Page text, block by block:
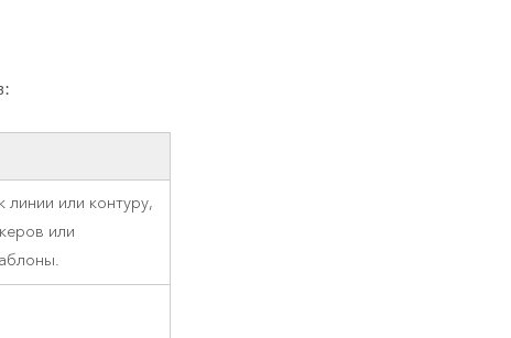
линии или контуру,
или